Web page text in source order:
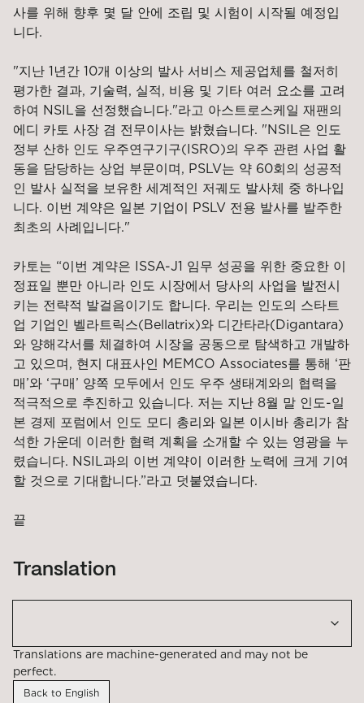
사를 위해 향후 몇 달 안에 조립 및 시험이 시작될 예정입
니다.
"지난 1년간 10개 이상의 발사 서비스 제공업체를 철저히
평가한 결과, 기술력, 실적, 비용 및 기타 여러 요소를 고려
하여 NSIL을 선정했습니다."라고 아스트로스케일 재팬의
에디 카토 사장 겸 전무이사는 밝혔습니다. "NSIL은 인도
정부 산하 인도 우주연구기구(ISRO)의 우주 관련 사업 활
동을 담당하는 상업 부문이며, PSLV는 약 60회의 성공적
인 발사 실적을 보유한 세계적인 저궤도 발사체 중 하나입
니다. 이번 계약은 일본 기업이 PSLV 전용 발사를 발주한
최초의 사례입니다."
카토는 “이번 계약은 ISSA-J1 임무 성공을 위한 중요한 이
정표일 뿐만 아니라 인도 시장에서 당사의 사업을 발전시
키는 전략적 발걸음이기도 합니다. 우리는 인도의 스타트
업 기업인 벨라트릭스(Bellatrix)와 디간타라(Digantara)
와 양해각서를 체결하여 시장을 공동으로 탐색하고 개발하
고 있으며, 현지 대표사인 MEMCO Associates를 통해 ‘판
매’와 ‘구매’ 양쪽 모두에서 인도 우주 생태계와의 협력을
적극적으로 추진하고 있습니다. 저는 지난 8월 말 인도-일
본 경제 포럼에서 인도 모디 총리와 일본 이시바 총리가 참
석한 가운데 이러한 협력 계획을 소개할 수 있는 영광을 누
렸습니다. NSIL과의 이번 계약이 이러한 노력에 크게 기여
할 것으로 기대합니다.”라고 덧붙였습니다.
끝
Translation
Translations are machine-generated and may not be
perfect.
Back to English